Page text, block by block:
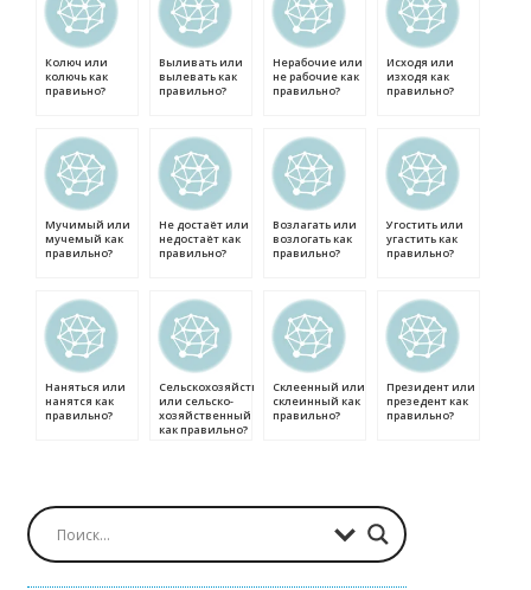
Колюч или
колючь как
правиьно?
Выливать или
вылевать как
правильно?
Нерабочие или
не рабочие как
правильно?
Исходя или
изходя как
правильно?
Мучимый или
мучемый как
правильно?
Не достаёт или
недостаёт как
правильно?
Возлагать или
возлогать как
правильно?
Угостить или
угастить как
правильно?
Наняться или
нанятся как
правильно?
Сельскохозяйственный
или сельско-
хозяйственный
как правильно?
Склеенный или
склеинный как
правильно?
Президент или
презедент как
правильно?